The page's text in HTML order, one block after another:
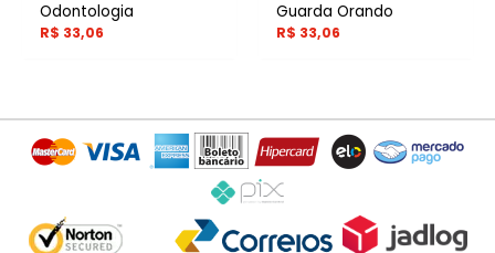
Odontologia
R$ 33,06
Guarda Orando
R$ 33,06